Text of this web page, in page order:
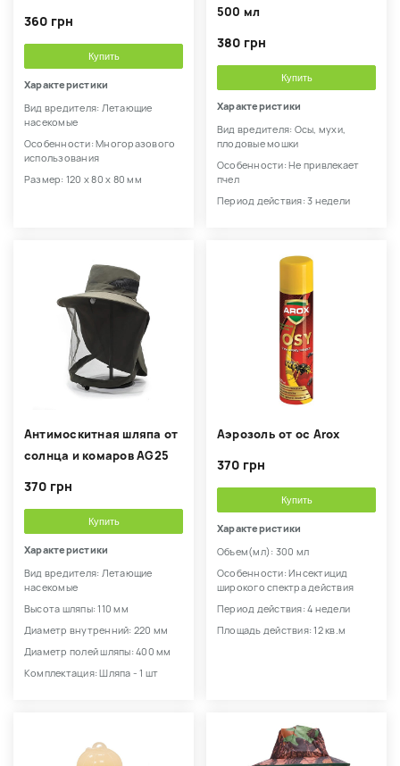
360 грн
Купить
Характеристики
Вид вредителя: Летающие
насекомые
Особенности: Многоразового
использования
Размер: 120 х 80 х 80 мм
500 мл
380 грн
Купить
Характеристики
Вид вредителя: Осы, мухи,
плодовые мошки
Особенности: Не привлекает
пчел
Период действия: 3 недели
Антимоскитная шляпа от
солнца и комаров AG25
370 грн
Купить
Характеристики
Вид вредителя: Летающие
насекомые
Высота шляпы: 110 мм
Диаметр внутренний: 220 мм
Диаметр полей шляпы: 400 мм
Комплектация: Шляпа - 1 шт
Аэрозоль от ос Arox
370 грн
Купить
Характеристики
Объем(мл): 300 мл
Особенности: Инсектицид
широкого спектра действия
Период действия: 4 недели
Площадь действия: 12 кв.м